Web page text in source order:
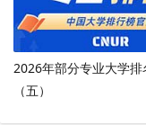
2026年部分专业大学排
（五）